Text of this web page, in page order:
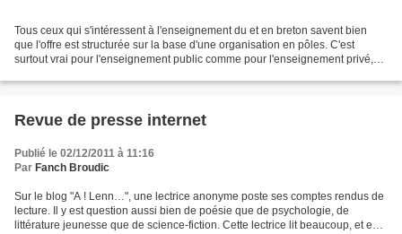
Tous ceux qui s'intéressent à l'enseignement du et en breton savent bien
que l'offre est structurée sur la base d'une organisation en pôles. C'est
surtout vrai pour l'enseignement public comme pour l'enseignement privé,
Revue de presse internet
Publié le 02/12/2011 à 11:16
Par Fanch Broudic
Sur le blog "A ! Lenn…", une lectrice anonyme poste ses comptes rendus de
lecture. Il y est question aussi bien de poésie que de psychologie, de
littérature jeunesse que de science-fiction. Cette lectrice lit beaucoup, et en